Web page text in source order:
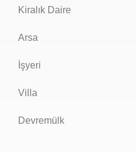
Kiralık Daire
Arsa
İşyeri
Villa
Devremülk